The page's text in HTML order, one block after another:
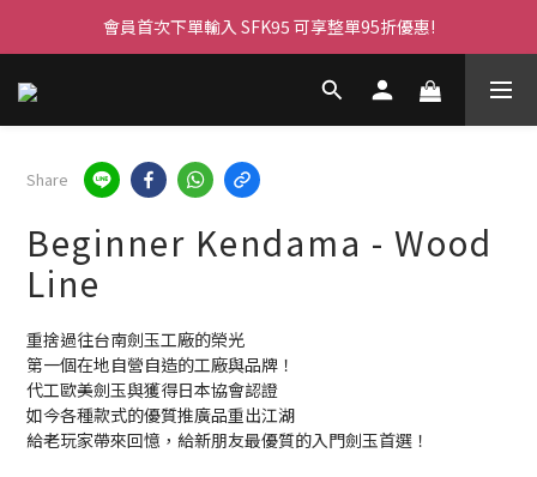
會員首次下單輸入 SFK95 可享整單95折優惠!
Share
Beginner Kendama - Wood
Line
重捨過往台南劍玉工廠的榮光
第一個在地自營自造的工廠與品牌！
代工歐美劍玉與獲得日本協會認證
如今各種款式的優質推廣品重出江湖
給老玩家帶來回憶，給新朋友最優質的入門劍玉首選！